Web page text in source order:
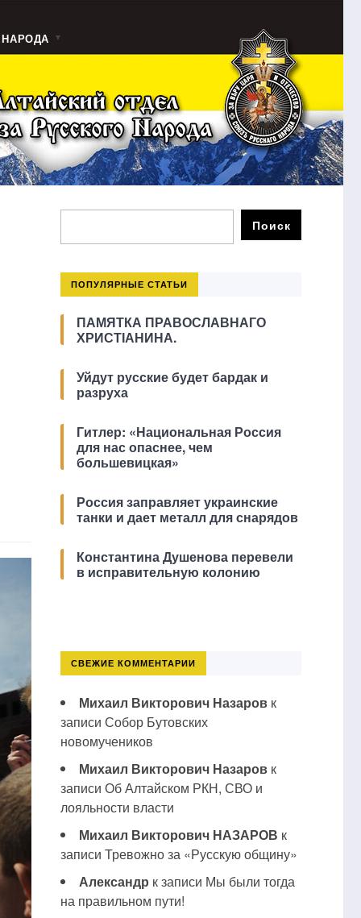
ПОПУЛЯРНЫЕ СТАТЬИ
ПАМЯТКА ПРАВОСЛАВНАГО
ХРИСТІАНИНА.
Уйдут русские будет бардак и
разруха
Гитлер: «Национальная Россия
для нас опаснее, чем
большевицкая»
Россия заправляет украинские
танки и дает металл для снарядов
Константина Душенова перевели
в исправительную колонию
СВЕЖИЕ КОММЕНТАРИИ
Михаил Викторович Назаровк
записи Собор Бутовских
новомучеников
Михаил Викторович Назаровк
записи Об Алтайском РКН, СВО и
лояльности власти
Михаил Викторович НАЗАРОВ к
записи Тревожно за «Русскую общину»
Александр к записи Мы были тогда
на правильном пути!